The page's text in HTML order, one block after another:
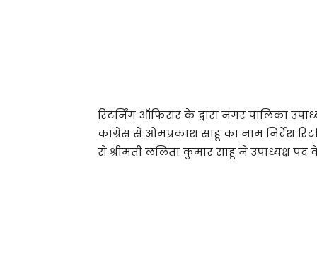
रिटर्निंग ऑफिसर के द्वारा नगर पालिका
कांग्रेस से ओमप्रकाश साहू का नाम निर्देश
से श्रीमती ललिता कुमार साहू ने उपाध्यक्ष पद